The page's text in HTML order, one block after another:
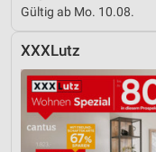
Gültig ab Mo. 10.08.
XXXLutz